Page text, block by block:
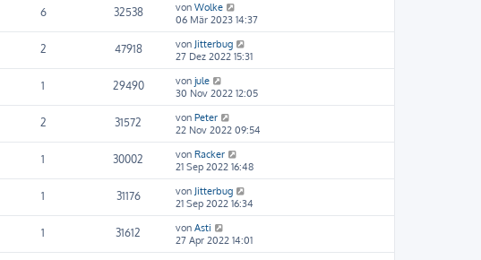
6 32538 von Wolke
06 Mär 2023 14:37
2 47918 von Jitterbug
27 Dez 2022 15:31
1 29490 von jule
30 Nov 2022 12:05
2 31572 von Peter
22 Nov 2022 09:54
1 30002 von Racker
21 Sep 2022 16:48
1 31176 von Jitterbug
21 Sep 2022 16:34
1 31612 von Asti
27 Apr 2022 14:01